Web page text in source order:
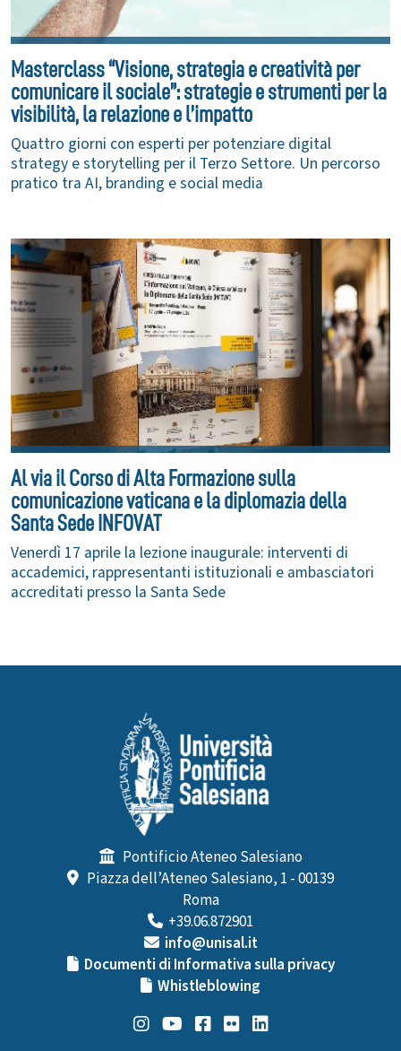
Masterclass “Visione, strategia e creatività per
comunicare il sociale”: strategie e strumenti per la
visibilità, la relazione e l’impatto
Quattro giorni con esperti per potenziare digital
strategy e storytelling per il Terzo Settore. Un percorso
pratico tra AI, branding e social media
Al via il Corso di Alta Formazione sulla
comunicazione vaticana e la diplomazia della
Santa Sede INFOVAT
Venerdì 17 aprile la lezione inaugurale: interventi di
accademici, rappresentanti istituzionali e ambasciatori
accreditati presso la Santa Sede
Pontificio Ateneo Salesiano
Piazza dell’Ateneo Salesiano, 1 - 00139
Roma
+39.06.872901
info@unisal.it
Documenti di Informativa sulla privacy
Whistleblowing